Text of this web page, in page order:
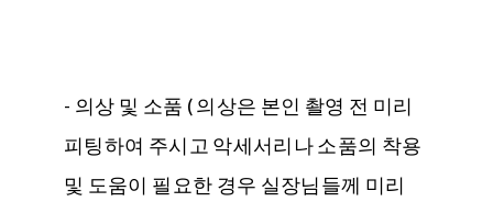
- 의상 및 소품 ( 의상은 본인 촬영 전 미리
피팅하여 주시고 악세서리나 소품의 착용
및 도움이 필요한 경우 실장님들께 미리